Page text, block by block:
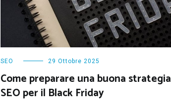
SEO 29 Ottobre 2025
Come preparare una buona strategia
SEO per il Black Friday